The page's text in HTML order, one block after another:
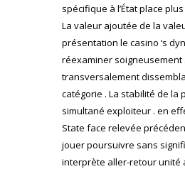
spécifique à l’État place
La valeur ajoutée de la
présentation le casino ‘s
réexaminer soigneusement
transversalement
catégorie . La stabilité de
simultané exploiteur . en
State face relevée
jouer poursuivre sans
interprète aller-retour unité